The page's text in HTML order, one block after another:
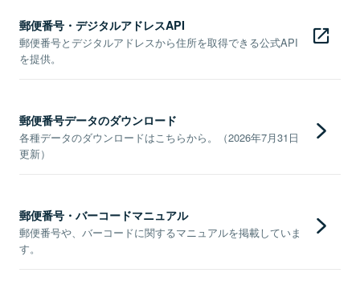
郵便番号・デジタルアドレスAPI
郵便番号とデジタルアドレスから住所を取得できる公式API
を提供。
郵便番号データのダウンロード
各種データのダウンロードはこちらから。（2026年7月31日
更新）
郵便番号・バーコードマニュアル
郵便番号や、バーコードに関するマニュアルを掲載していま
す。